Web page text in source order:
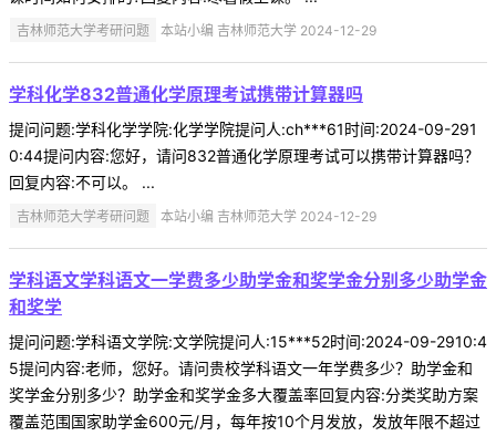
吉林师范大学考研问题 本站小编 吉林师范大学 2024-12-29
学科化学832普通化学原理考试携带计算器吗
提问问题:学科化学学院:化学学院提问人:ch***61时间:2024-09-291
0:44提问内容:您好，请问832普通化学原理考试可以携带计算器吗？
回复内容:不可以。 ...
吉林师范大学考研问题 本站小编 吉林师范大学 2024-12-29
学科语文学科语文一学费多少助学金和奖学金分别多少助学金
和奖学
提问问题:学科语文学院:文学院提问人:15***52时间:2024-09-2910:4
5提问内容:老师，您好。请问贵校学科语文一年学费多少？助学金和
奖学金分别多少？助学金和奖学金多大覆盖率回复内容:分类奖助方案
覆盖范围国家助学金600元/月，每年按10个月发放，发放年限不超过